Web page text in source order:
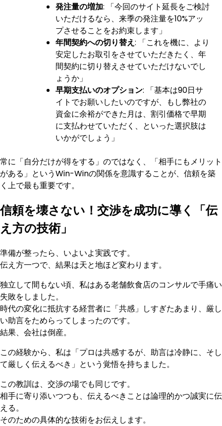
発注量の増加: 「今回のサイト延長をご検討
いただけるなら、来季の発注量を10%アッ
プさせることをお約束します」
年間契約への切り替え: 「これを機に、より
安定したお取引をさせていただきたく、年
間契約に切り替えさせていただけないでし
ょうか」
早期支払いのオプション: 「基本は90日サ
イトでお願いしたいのですが、もし弊社の
資金に余裕ができた月は、割引価格で早期
に支払わせていただく、といった選択肢は
いかがでしょう」
常に「自分だけが得をする」のではなく、「相手にもメリット
がある」というWin-Winの関係を意識することが、信頼を築
く上で最も重要です。
信頼を壊さない！交渉を成功に導く「伝
え方の技術」
準備が整ったら、いよいよ実践です。
伝え方一つで、結果は天と地ほど変わります。
独立して間もない頃、私はある老舗飲食店のコンサルで手痛い
失敗をしました。
時代の変化に抵抗する経営者に「共感」しすぎたあまり、厳し
い助言をためらってしまったのです。
結果、会社は倒産。
この経験から、私は「プロは共感するが、助言は冷静に、そし
て厳しく伝えるべき」という覚悟を持ちました。
この教訓は、交渉の場でも同じです。
相手に寄り添いつつも、伝えるべきことは論理的かつ誠実に伝
える。
そのための具体的な技術をお伝えします。